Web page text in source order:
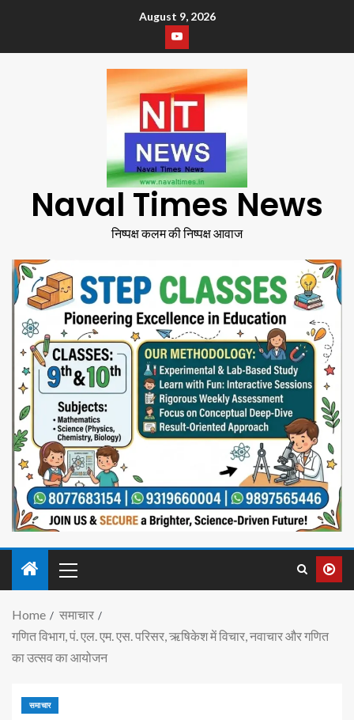
August 9, 2026
Naval Times News
निष्पक्ष कलम की निष्पक्ष आवाज
Home
समाचार
गणित विभाग, पं. एल. एम. एस. परिसर, ऋषिकेश में विचार, नवाचार और गणित
का उत्सव का आयोजन
समाचार